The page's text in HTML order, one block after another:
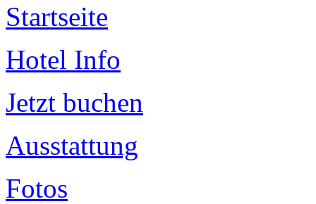
Startseite
Hotel Info
Jetzt buchen
Ausstattung
Fotos